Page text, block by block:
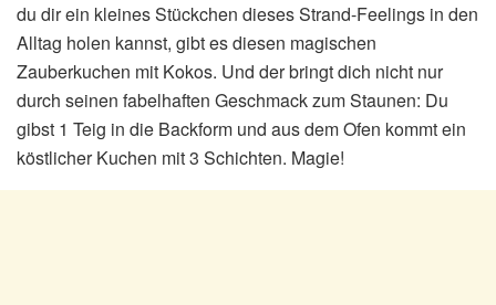
du dir ein kleines Stückchen dieses Strand-Feelings in den
Alltag holen kannst, gibt es diesen magischen
Zauberkuchen mit Kokos. Und der bringt dich nicht nur
durch seinen fabelhaften Geschmack zum Staunen: Du
gibst 1 Teig in die Backform und aus dem Ofen kommt ein
köstlicher Kuchen mit 3 Schichten. Magie!